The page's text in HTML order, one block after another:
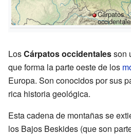
Cárpatos
LosCárpatos occidentalesson
que forma la parte oeste de los
Europa. Son conocidos por sus
rica historia geológica.
Esta cadena de montañas se
los Bajos Beskides (que son